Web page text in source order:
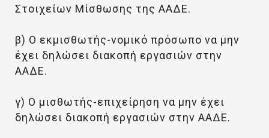
Στοιχείων Μίσθωσης της ΑΑΔΕ.
β) Ο εκμισθωτής-νομικό πρόσωπο να μην
έχει δηλώσει διακοπή εργασιών στην
ΑΑΔΕ.
γ) Ο μισθωτής-επιχείρηση να μην έχει
δηλώσει διακοπή εργασιών στην ΑΑΔΕ.